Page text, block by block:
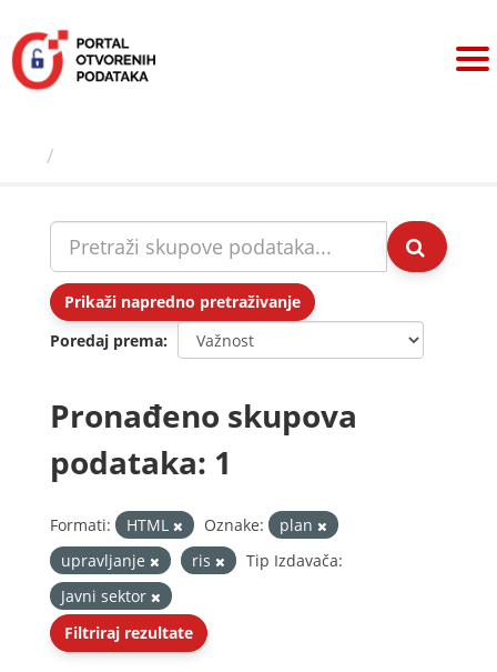
sadržaj
Prikaži napredno pretraživanje
Poredaj prema
Pronađeno skupova
podataka: 1
Formati: HTML Oznake:
plan
upravljanje
ris
Tip Izdavača:
Javni sektor
Filtriraj rezultate